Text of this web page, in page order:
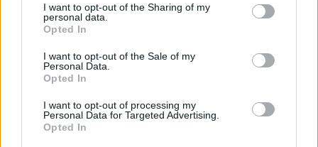
I want to opt-out of the Sharing of my
personal data.
Opted In
I want to opt-out of the Sale of my
Personal Data.
Opted In
I want to opt-out of processing my
Personal Data for Targeted Advertising.
Opted In
In evidenza